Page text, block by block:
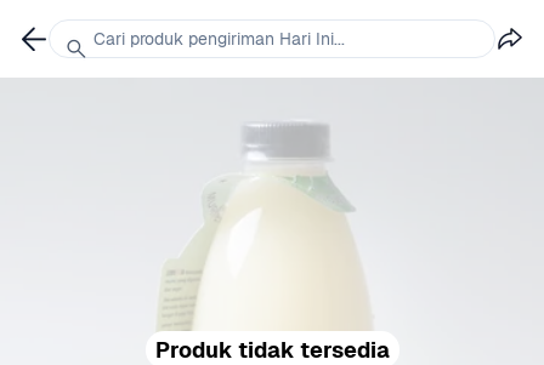
Produk tidak tersedia
Cari produk pengiriman Hari Ini...